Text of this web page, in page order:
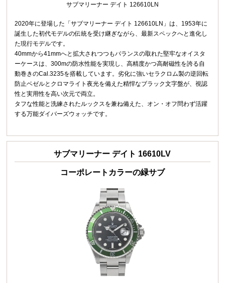
サブマリーナー デイト 126610LN
2020年に登場した「サブマリーナー デイト 126610LN」は、1953年に
誕生した初代モデルの伝統を受け継ぎながら、最新スペックへと進化し
た現行モデルです。
40mmから41mmへと拡大されつつもバランスの取れた堅牢なオイスタ
ーケースは、300mの防水性能を実現し、高精度かつ高耐磁性を誇る自
動巻きのCal.3235を搭載しています。劣化に強いセラクロム製の逆回転
防止ベゼルとクロマライト夜光を備えた精悍なブラック文字盤が、視認
性と実用性を高い次元で両立。
タフな性能と洗練されたルックスを兼ね備えた、オン・オフ問わず活躍
する万能ダイバーズウォッチです。
サブマリーナー デイト 16610LV
コーポレートカラーの緑サブ